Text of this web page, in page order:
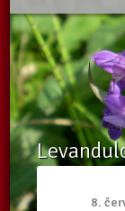
otevře
8.